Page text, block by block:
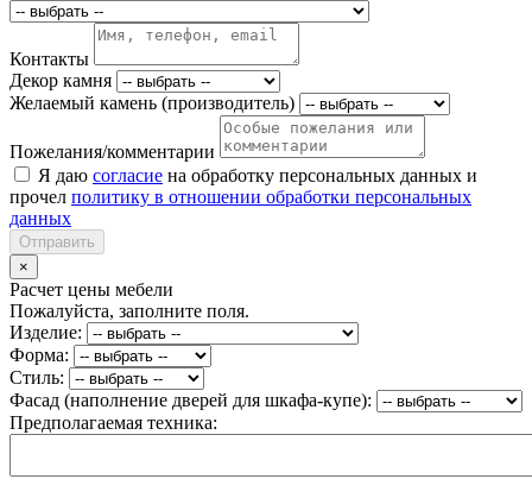
Контакты
Декор камня
Желаемый камень (производитель)
Пожелания/комментарии
Я даю согласие на обработку персональных данных и
прочел политику в отношении обработки персональных
данных
Отправить
×
Расчет цены мебели
Пожалуйста, заполните поля.
Изделие:
Форма:
Стиль:
Фасад (наполнение дверей для шкафа-купе):
Предполагаемая техника: